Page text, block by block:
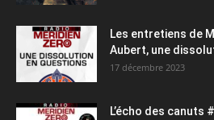
Les entretiens de
Aubert, une
17 décembre 2023
L’écho des canuts